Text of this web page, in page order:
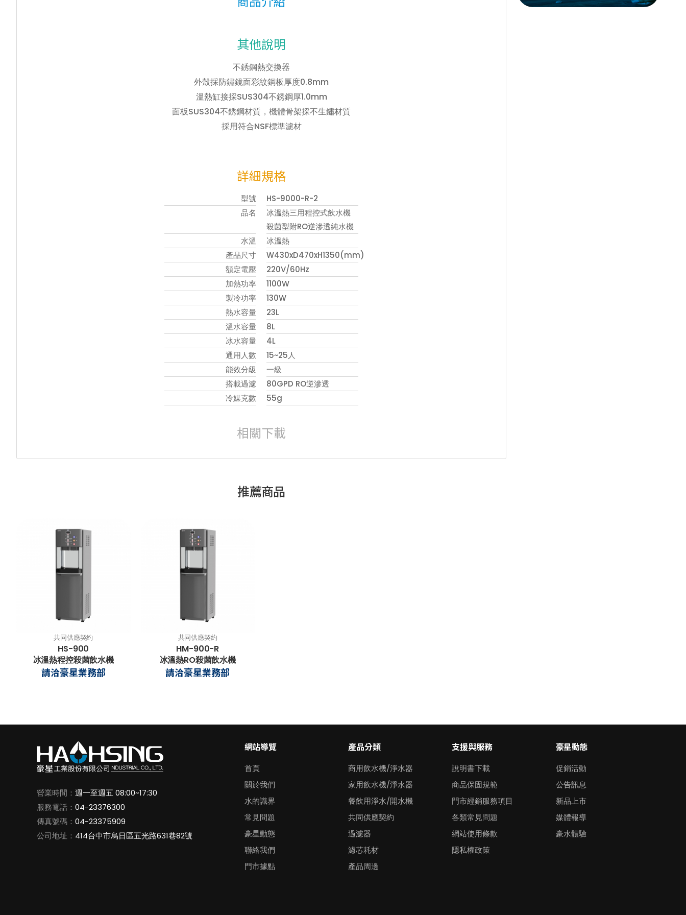
其他說明
不銹鋼熱交換器
外殼採防鏽鏡面彩紋鋼板厚度0.8mm
溫熱缸接採SUS304不銹鋼厚1.0mm
面板SUS304不銹鋼材質 ， 機體骨架採不生鏽材質
採用符合NSF標準濾材
詳細規格
型號
HS-9000-R-2
品名
冰溫熱三用程控式飲水機
殺菌型附RO逆滲透純水機
水溫
冰溫熱
產品尺寸
W430xD470xH1350(mm)
額定電壓
220V/60Hz
加熱功率
1100W
製冷功率
130W
熱水容量
23L
溫水容量
8L
冰水容量
4L
通用人數
15~25人
能效分級
一級
搭載過濾
80GPD RO逆滲透
冷媒克數
55g
相關下載
推薦商品
共同供應契約
HS-900
冰溫熱程控殺菌飲水機
請洽豪星業務部
共同供應契約
HM-900-R
冰溫熱RO殺菌飲水機
請洽豪星業務部
營業時間： 週一至週五 08:00~17:30
服務電話： 04-23376300
傳真號碼： 04-23375909
公司地址： 414台中市烏日區五光路631巷82號
網站導覽
首頁
關於我們
水的識界
常見問題
豪星動態
聯絡我們
門市據點
產品分類
商用飲水機/淨水器
家用飲水機/淨水器
餐飲用淨水/開水機
共同供應契約
過濾器
濾芯耗材
產品周邊
支援與服務
說明書下載
商品保固規範
門市經銷服務項目
各類常見問題
網站使用條款
隱私權政策
豪星動態
促銷活動
公告訊息
新品上市
媒體報導
豪水體驗